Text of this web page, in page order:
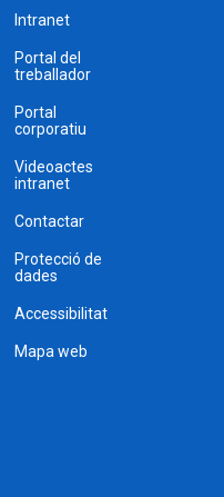
Intranet
Portal del
treballador
Portal
corporatiu
Videoactes
intranet
Contactar
Protecció de
dades
Accessibilitat
Mapa web